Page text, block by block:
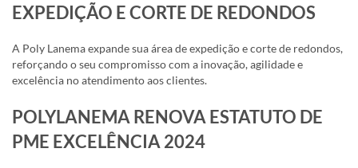
EXPEDIÇÃO E CORTE DE REDONDOS
A Poly Lanema expande sua área de expedição e corte de redondos,
reforçando o seu compromisso com a inovação, agilidade e
excelência no atendimento aos clientes.
POLYLANEMA RENOVA ESTATUTO DE
PME EXCELÊNCIA 2024